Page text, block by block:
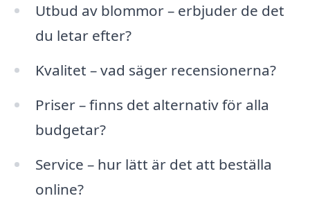
Utbud av blommor – erbjuder de det
du letar efter?
Kvalitet – vad säger recensionerna?
Priser – finns det alternativ för alla
budgetar?
Service – hur lätt är det att beställa
online?